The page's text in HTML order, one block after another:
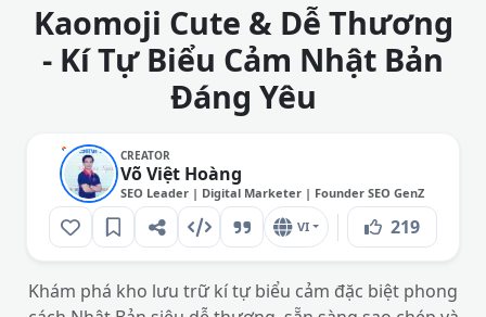
Kaomoji Cute & Dễ Thương
- Kí Tự Biểu Cảm Nhật Bản
Đáng Yêu
CREATOR
Võ Việt Hoàng
SEO Leader | Digital Marketer | Founder SEO GenZ
VI 219
Khám phá kho lưu trữ kí tự biểu cảm đặc biệt phong